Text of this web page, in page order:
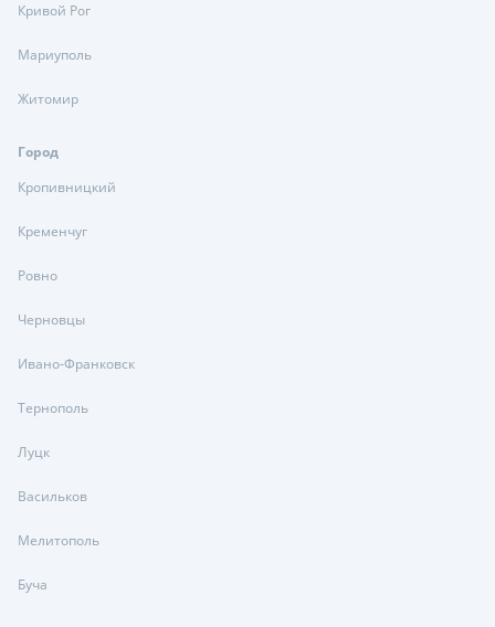
Кривой Рог
Мариуполь
Житомир
Город
Кропивницкий
Кременчуг
Ровно
Черновцы
Ивано-Франковск
Тернополь
Луцк
Васильков
Мелитополь
Буча